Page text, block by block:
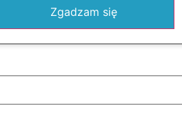
Zgadzam się